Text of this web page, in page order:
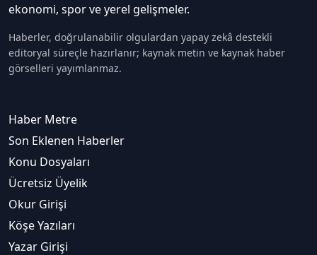
ekonomi, spor ve yerel gelişmeler.
Haberler, doğrulanabilir olgulardan yapay zekâ destekli
editoryal süreçle hazırlanır; kaynak metin ve kaynak haber
görselleri yayımlanmaz.
Haber Metre
Son Eklenen Haberler
Konu Dosyaları
Ücretsiz Üyelik
Okur Girişi
Köşe Yazıları
Yazar Girişi